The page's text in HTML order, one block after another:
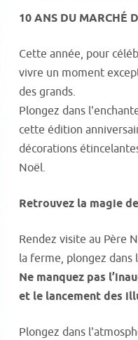
10 ANS DU MARCHÉ
Cette année, pour
vivre un moment
des grands.
Plongez dans
cette édition
décorations
Noël.
Retrouvez la magie
Rendez visite au Père
la ferme, plongez dans
Ne manquez pas
et le lancement des
Plongez dans